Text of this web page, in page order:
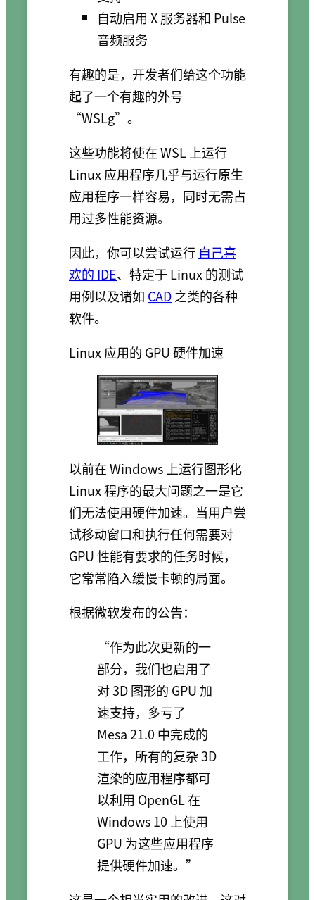
自动启用 X 服务器和 Pulse
音频服务
有趣的是，开发者们给这个功能
起了一个有趣的外号
“WSLg”。
这些功能将使在 WSL 上运行
Linux 应用程序几乎与运行原生
应用程序一样容易，同时无需占
用过多性能资源。
因此，你可以尝试运行 自己喜
欢的 IDE、特定于 Linux 的测试
用例以及诸如 CAD之类的各种
软件。
Linux 应用的 GPU 硬件加速
以前在 Windows 上运行图形化
Linux 程序的最大问题之一是它
们无法使用硬件加速。当用户尝
试移动窗口和执行任何需要对
GPU 性能有要求的任务时候，
它常常陷入缓慢卡顿的局面。
根据微软发布的公告：
“作为此次更新的一
部分，我们也启用了
对 3D 图形的 GPU 加
速支持，多亏了
Mesa 21.0 中完成的
工作，所有的复杂 3D
渲染的应用程序都可
以利用 OpenGL 在
Windows 10 上使用
GPU 为这些应用程序
提供硬件加速。”